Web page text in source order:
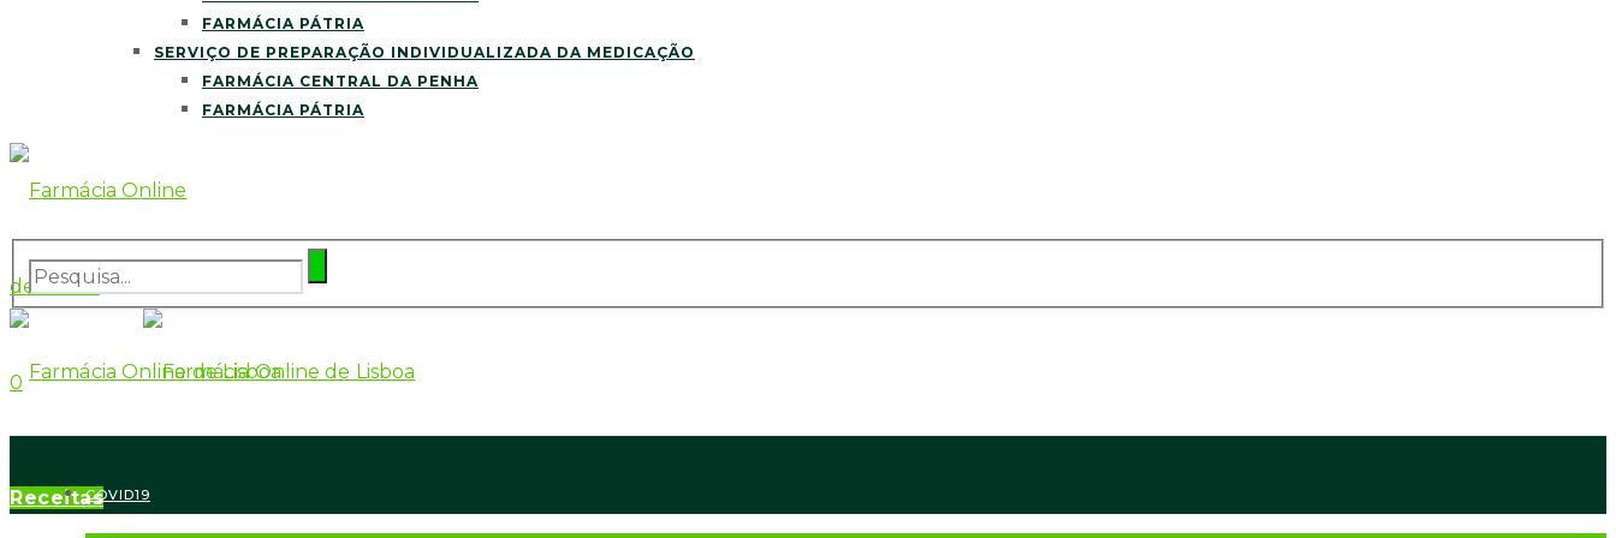
FARMÁCIA PÁTRIA
SERVIÇO DE PREPARAÇÃO INDIVIDUALIZADA DA MEDICAÇÃO
FARMÁCIA CENTRAL DA PENHA
FARMÁCIA PÁTRIA
0
ReceitasCOVID19